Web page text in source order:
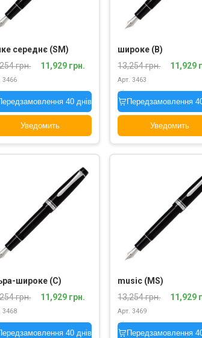
середнє (SM)
грн.
11,929 грн.
3466
замовлення
40 днів
Уведомить
широке (B)
13,254 грн.
11,929
Арт. 3463
під замовлення
Передзамовлення
Уведомить
широке (C)
грн.
11,929 грн.
3468
замовлення
40 днів
music (MS)
13,254 грн.
11,929
Арт. 3469
під замовлення
Передзамовлення